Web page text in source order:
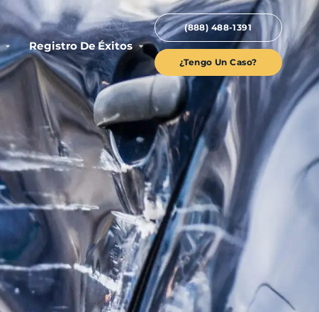
Registro De Éxitos
(888) 488-1391
¿Tengo Un Caso?